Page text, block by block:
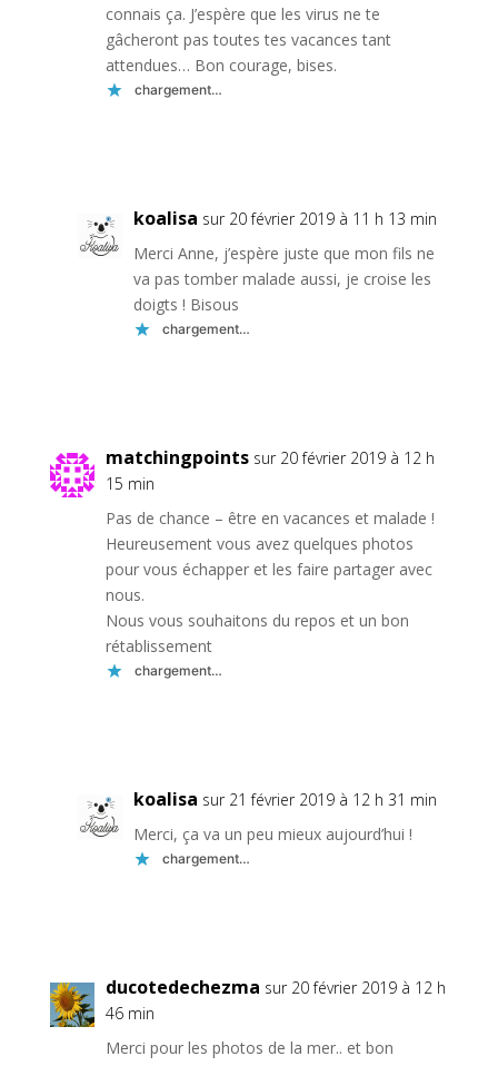
connais ça. J’espère que les virus ne te
gâcheront pas toutes tes vacances tant
attendues… Bon courage, bises.
chargement…
koalisa sur 20 février 2019 à 11 h 13 min
Merci Anne, j’espère juste que mon fils ne
va pas tomber malade aussi, je croise les
doigts ! Bisous
chargement…
matchingpoints sur 20 février 2019 à 12 h
15 min
Pas de chance – être en vacances et malade !
Heureusement vous avez quelques photos
pour vous échapper et les faire partager avec
nous.
Nous vous souhaitons du repos et un bon
rétablissement
chargement…
koalisa sur 21 février 2019 à 12 h 31 min
Merci, ça va un peu mieux aujourd’hui !
chargement…
ducotedechezma sur 20 février 2019 à 12 h
46 min
Merci pour les photos de la mer.. et bon